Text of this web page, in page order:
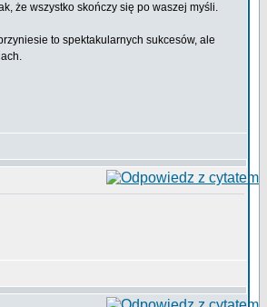
że wszystko skończy się po waszej myśli.
to spektakularnych sukcesów, ale